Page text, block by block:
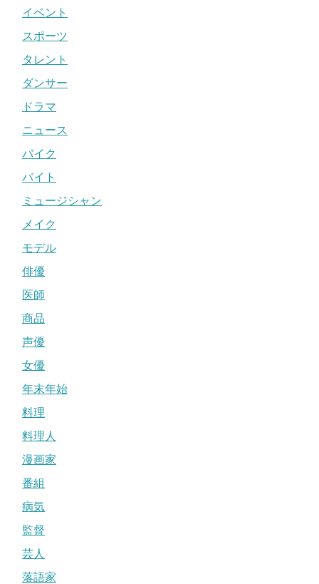
イベント
スポーツ
タレント
ダンサー
ドラマ
ニュース
バイク
バイト
ミュージシャン
メイク
モデル
俳優
医師
商品
声優
女優
年末年始
料理
料理人
漫画家
番組
病気
監督
芸人
落語家